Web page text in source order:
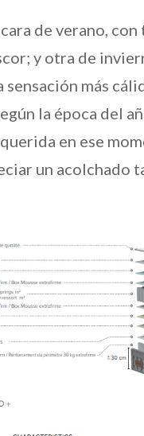
de verano,
y otra de
más
la época del
en ese
un acolchado